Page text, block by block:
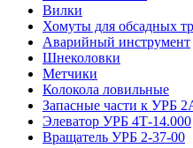
Вилки
Хомуты для обсадных
Аварийный инструмент
Шнеколовки
Метчики
Колокола ловильные
Запасные части к УРБ
Элеватор УРБ 4Т-14.000
Вращатель УРБ 2-37-00